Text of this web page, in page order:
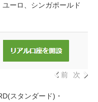
ユーロ、シンガポールド
前 次
スタンダード)・